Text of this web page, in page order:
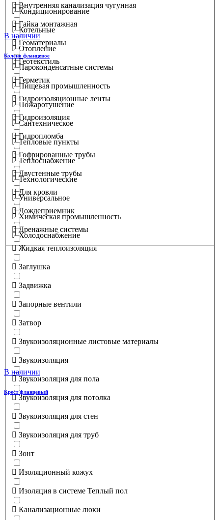
Кондиционирование
Котельные
Отопление
Пароконденсатные системы
Пищевая промышленность
Пожаротушение
Сантехническое
Тепловые пункты
Теплоснабжение
Технологические
Универсальное
Химическая промышленность
Холодоснабжение
Внутренняя канализация чугунная
Гайка монтажная
Геоматериалы
Геотекстиль
Герметик
Гидроизоляционные ленты
Гидроизоляция
Гидропломба
Гофрированные трубы
Двустенные трубы
Для кровли
Дождеприемник
Дренажные системы
Жидкая теплоизоляция
Заглушка
Задвижка
Запорные вентили
Затвор
Звукоизоляционные листовые материалы
Звукоизоляция
Звукоизоляция для пола
Звукоизоляция для потолка
Звукоизоляция для стен
Звукоизоляция для труб
Зонт
Изоляционный кожух
Изоляция в системе Теплый пол
Канализационные люки
В наличии
Колено фланцевое
В наличии
Крест фланцевый